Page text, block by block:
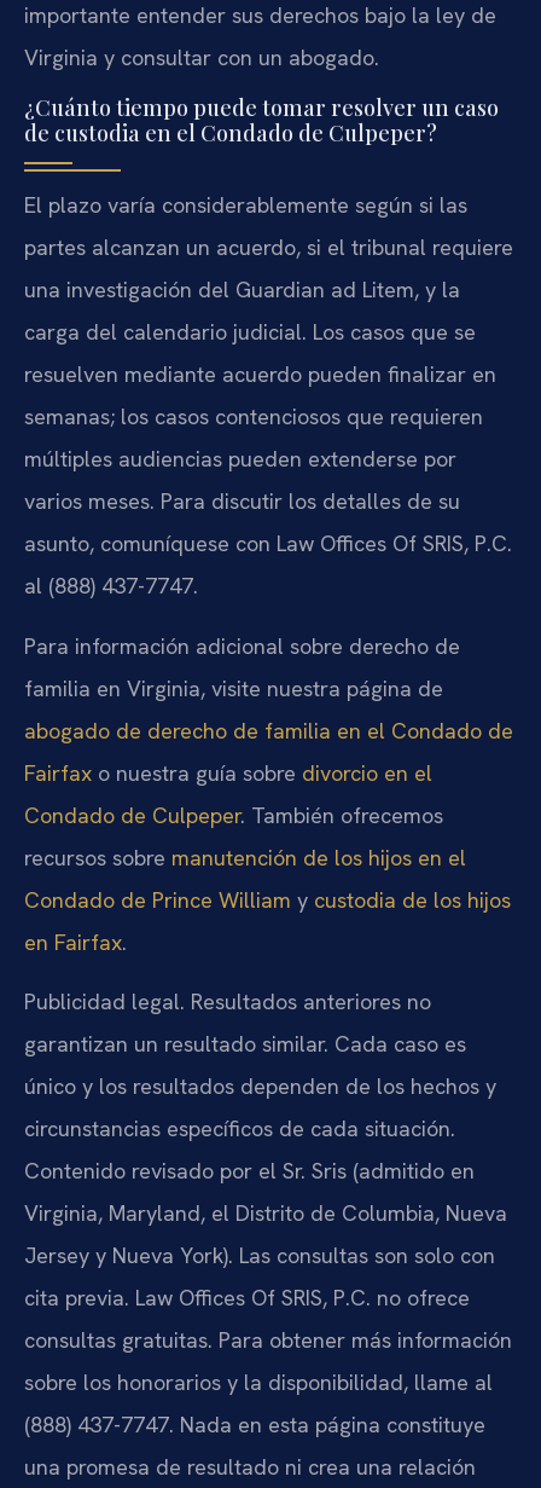
importante entender sus derechos bajo la ley de
Virginia y consultar con un abogado.
¿Cuánto tiempo puede tomar resolver un caso
de custodia en el Condado de Culpeper?
El plazo varía considerablemente según si las
partes alcanzan un acuerdo, si el tribunal requiere
una investigación del Guardian ad Litem, y la
carga del calendario judicial. Los casos que se
resuelven mediante acuerdo pueden finalizar en
semanas; los casos contenciosos que requieren
múltiples audiencias pueden extenderse por
varios meses. Para discutir los detalles de su
asunto, comuníquese con Law Offices Of SRIS, P.C.
al (888) 437-7747.
Para información adicional sobre derecho de
familia en Virginia, visite nuestra página de
abogado de derecho de familia en el Condado de
Fairfax o nuestra guía sobre divorcio en el
Condado de Culpeper. También ofrecemos
recursos sobre manutención de los hijos en el
Condado de Prince William y custodia de los hijos
en Fairfax.
Publicidad legal. Resultados anteriores no
garantizan un resultado similar. Cada caso es
único y los resultados dependen de los hechos y
circunstancias específicos de cada situación.
Contenido revisado por el Sr. Sris (admitido en
Virginia, Maryland, el Distrito de Columbia, Nueva
Jersey y Nueva York). Las consultas son solo con
cita previa. Law Offices Of SRIS, P.C. no ofrece
consultas gratuitas. Para obtener más información
sobre los honorarios y la disponibilidad, llame al
(888) 437-7747. Nada en esta página constituye
una promesa de resultado ni crea una relación